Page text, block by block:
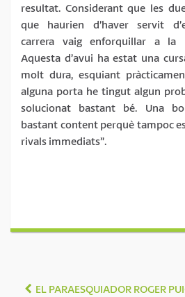
resultat. Considerant que les
que haurien d’haver servit
carrera vaig enforquillar a la
Aquesta d’avui ha estat una
molt dura, esquiant
alguna porta he tingut algun
solucionat bastant bé. Una
bastant content perquè tampoc
rivals immediats”.
EL PARAESQUIADOR ROGER